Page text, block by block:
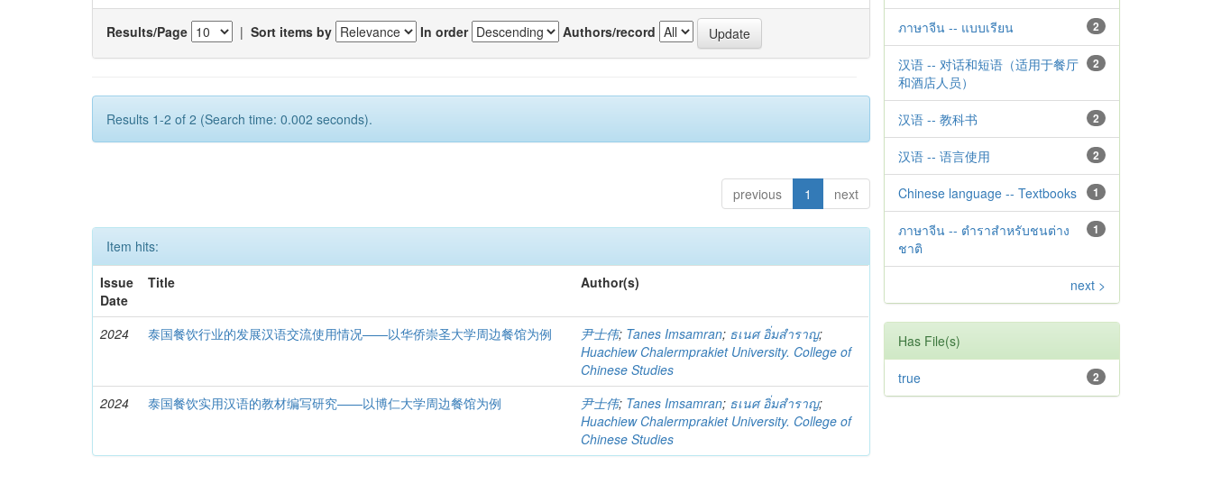
Results/Page | Sort items by In order Authors/record
Results 1-2 of 2 (Search time: 0.002 seconds).
previous 1 next
Item hits:
Issue
Date
Title Author(s)
2024 泰国餐饮行业的发展汉语交流使用情况——以华侨崇圣大学周边餐馆为例 尹士伟; Tanes Imsamran; ธเนศ อิ่มสำราญ;
Huachiew Chalermprakiet University. College of
Chinese Studies
2024
泰国餐饮实用汉语的教材编写研究——以博仁大学周边餐馆为例 尹士伟; Tanes Imsamran; ธเนศ อิ่มสำราญ;
Huachiew Chalermprakiet University. College of
Chinese Studies
2
ภาษาจีน -- แบบเรียน
2
汉语 -- 对话和短语（适用于餐厅
和酒店人员）
2
汉语 -- 教科书
2
汉语 -- 语言使用
1
Chinese language -- Textbooks
1
ภาษาจีน -- ตำราสำหรับชนต่าง
ชาติ
next >
Has File(s)
2
true